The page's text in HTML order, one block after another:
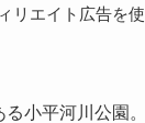
リエイト広告を
小平河川公園。